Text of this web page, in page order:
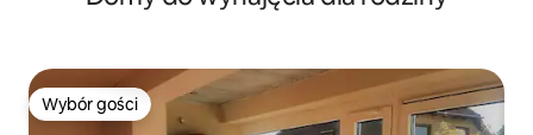
Wybór gości
Wybór gości